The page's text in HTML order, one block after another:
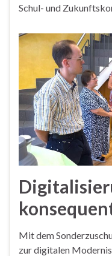
Schul- und
Mit dem
zur digitalen